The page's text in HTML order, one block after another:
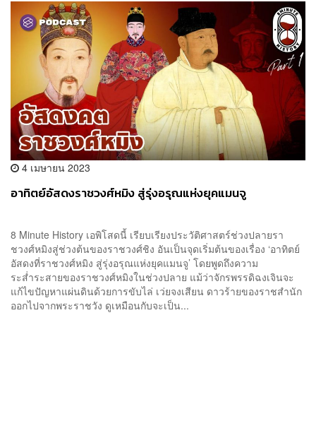
4 เมษายน 2023
อาทิตย์อัสดงราชวงศ์หมิง สู่รุ่งอรุณแห่งยุคแมนจู
8 Minute History เอพิโสดนี้ เรียบเรียงประวัติศาสตร์ช่วงปลายรา
ชวงศ์หมิงสู่ช่วงต้นของราชวงศ์ชิง อันเป็นจุดเริ่มต้นของเรื่อง ‘อาทิตย์
อัสดงที่ราชวงศ์หมิง สู่รุ่งอรุณแห่งยุคแมนจู’ โดยพูดถึงความ
ระส่ำระสายของราชวงศ์หมิงในช่วงปลาย แม้ว่าจักรพรรดิฉงเจินจะ
แก้ไขปัญหาแผ่นดินด้วยการขับไล่ เว่ยจงเสียน ดาวร้ายของราชสำนัก
ออกไปจากพระราชวัง ดูเหมือนกับจะเป็น...